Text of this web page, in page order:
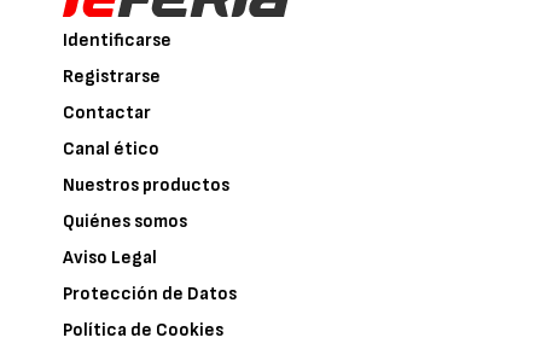
Identificarse
Registrarse
Contactar
Canal ético
Nuestros productos
Quiénes somos
Aviso Legal
Protección de Datos
Política de Cookies